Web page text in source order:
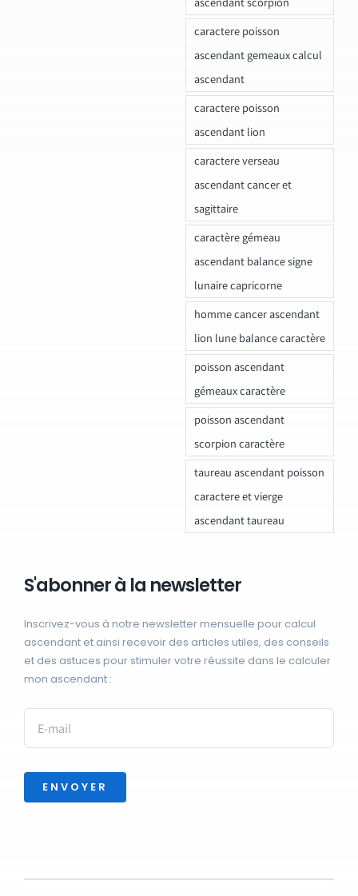
caractere poisson
ascendant gemeaux calcul
ascendant
caractere poisson
ascendant lion
caractere verseau
ascendant cancer et
sagittaire
caractère gémeau
ascendant balance signe
lunaire capricorne
homme cancer ascendant
lion lune balance caractère
poisson ascendant
gémeaux caractère
poisson ascendant
scorpion caractère
taureau ascendant poisson
caractere et vierge
ascendant taureau
S'abonner à la newsletter
Inscrivez-vous à notre newsletter mensuelle pour calcul
ascendant et ainsi recevoir des articles utiles, des conseils
et des astuces pour stimuler votre réussite dans le calculer
mon ascendant :
ENVOYER